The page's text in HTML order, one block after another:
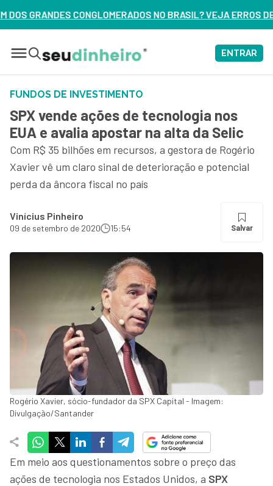
NO BRASIL? VEJA ERROS DE 3 DELES – ASSISTA AGORA
ENTRAR
FUNDOS DE INVESTIMENTO
SPX vende ações de tecnologia nos
EUA e avalia apostar na alta da Selic
Com R$ 35 bilhões em recursos, a gestora de Rogério
Xavier vê um claro sinal de deterioração e potencial
perda da âncora fiscal no país
Vinícius Pinheiro
09 de setembro de 2020 15:54 Salvar
Rogério Xavier, sócio-fundador da SPX Capital - Imagem:
Divulgação/Santander
Em meio aos questionamentos sobre o preço das
ações de tecnologia nos Estados Unidos, a SPX